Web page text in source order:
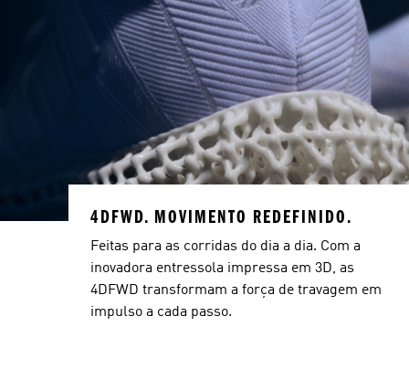
4DFWD. MOVIMENTO REDEFINIDO.
Feitas para as corridas do dia a dia. Com a
inovadora entressola impressa em 3D, as
4DFWD transformam a força de travagem em
impulso a cada passo.